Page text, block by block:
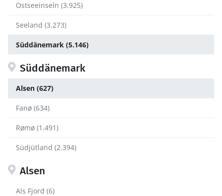
Ostseeinseln (3.925)
Seeland (3.273)
Süddänemark (5.146)
Süddänemark
Alsen (627)
Fanø (634)
Rømø (1.491)
Südjütland (2.394)
Alsen
Als Fjord (6)